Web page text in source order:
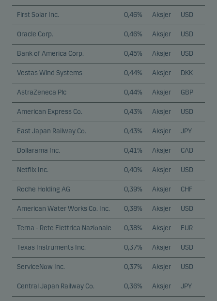
First Solar Inc. 0,46% Aksjer USD
Oracle Corp. 0,46% Aksjer USD
Bank of America Corp. 0,45% Aksjer USD
Vestas Wind Systems 0,44% Aksjer DKK
AstraZeneca Plc 0,44% Aksjer GBP
American Express Co. 0,43% Aksjer USD
East Japan Railway Co. 0,43% Aksjer JPY
Dollarama Inc. 0,41% Aksjer CAD
Netflix Inc. 0,40% Aksjer USD
Roche Holding AG 0,39% Aksjer CHF
American Water Works Co. Inc. 0,38% Aksjer USD
Terna - Rete Elettrica Nazionale 0,38% Aksjer EUR
Texas Instruments Inc. 0,37% Aksjer USD
ServiceNow Inc. 0,37% Aksjer USD
Central Japan Railway Co. 0,36% Aksjer JPY